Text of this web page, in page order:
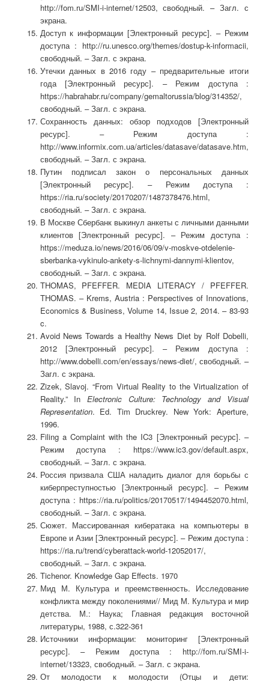
http://fom.ru/SMI-i-internet/12503, свободный. – Загл. с
экрана.
Доступ к информации [Электронный ресурс]. – Режим
доступа : http://ru.unesco.org/themes/dostup-k-informacii,
свободный. – Загл. с экрана.
Утечки данных в 2016 году – предварительные итоги
года [Электронный ресурс]. – Режим доступа :
https://habrahabr.ru/company/gemaltorussia/blog/314352/,
свободный. – Загл. с экрана.
Сохранность данных: обзор подходов [Электронный
ресурс]. – Режим доступа :
http://www.informix.com.ua/articles/datasave/datasave.htm,
свободный. – Загл. с экрана.
Путин подписал закон о персональных данных
[Электронный ресурс]. – Режим доступа :
https://ria.ru/society/20170207/1487378476.html,
свободный. – Загл. с экрана.
В Москве Сбербанк выкинул анкеты с личными данными
клиентов [Электронный ресурс]. – Режим доступа :
https://meduza.io/news/2016/06/09/v-moskve-otdelenie-
sberbanka-vykinulo-ankety-s-lichnymi-dannymi-klientov,
свободный. – Загл. с экрана.
THOMAS, PFEFFER. MEDIA LITERACY / PFEFFER.
THOMAS. – Krems, Austria : Perspectives of Innovations,
Economics & Business, Volume 14, Issue 2, 2014. – 83-93
c.
Avoid News Towards a Healthy News Diet by Rolf Dobelli,
2012 [Электронный ресурс]. – Режим доступа :
http://www.dobelli.com/en/essays/news-diet/, свободный. –
Загл. с экрана.
Zizek, Slavoj. “From Virtual Reality to the Virtualization of
Reality.” InElectronic Culture: Technology and Visual
Representation. Ed. Tim Druckrey. New York: Aperture,
1996.
Filing a Complaint with the IC3 [Электронный ресурс]. –
Режим доступа : https://www.ic3.gov/default.aspx,
свободный. – Загл. с экрана.
Россия призвала США наладить диалог для борьбы с
киберпреступностью [Электронный ресурс]. – Режим
доступа : https://ria.ru/politics/20170517/1494452070.html,
свободный. – Загл. с экрана.
Сюжет. Массированная кибератака на компьютеры в
Европе и Азии [Электронный ресурс]. – Режим доступа :
https://ria.ru/trend/cyberattack-world-12052017/,
свободный. – Загл. с экрана.
Tichenor. Knowledge Gap Effects. 1970
Мид М. Культура и преемственность. Исследование
конфликта между поколениями// Мид М. Культура и мир
детства. М.: Наука; Главная редакция восточной
литературы, 1988, с.322-361
Источники информации: мониторинг [Электронный
ресурс]. – Режим доступа : http://fom.ru/SMI-i-
internet/13323, свободный. – Загл. с экрана.
От молодости к молодости (Отцы и дети: